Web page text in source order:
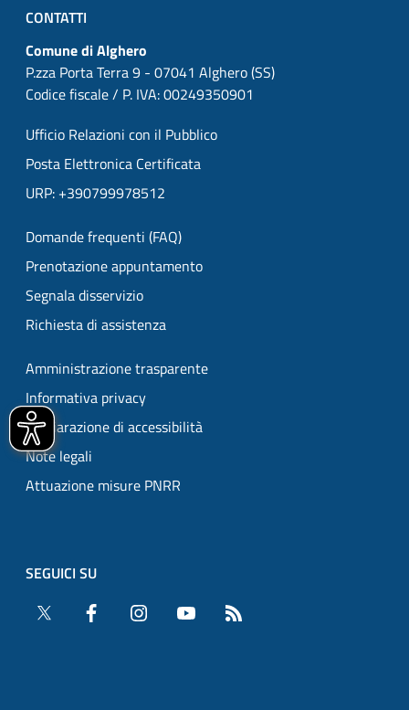
CONTATTI
Comune di Alghero
P.zza Porta Terra 9 - 07041 Alghero (SS)
Codice fiscale / P. IVA: 00249350901
Ufficio Relazioni con il Pubblico
Posta Elettronica Certificata
URP: +390799978512
Domande frequenti (FAQ)
Prenotazione appuntamento
Segnala disservizio
Richiesta di assistenza
Amministrazione trasparente
Informativa privacy
Dichiarazione di accessibilità
Note legali
Attuazione misure PNRR
SEGUICI SU
Twitter
Facebook Instagram YouTube